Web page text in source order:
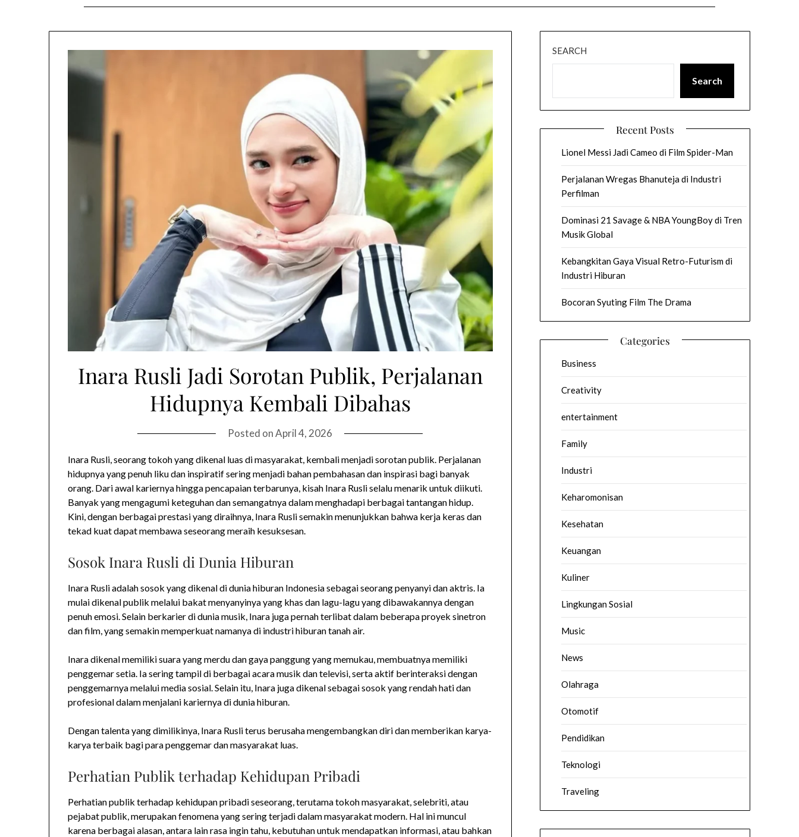
Inara Rusli Jadi Sorotan Publik, Perjalanan
Hidupnya Kembali Dibahas
Posted onApril 4, 2026
Inara Rusli, seorang tokoh yang dikenal luas di masyarakat, kembali menjadi sorotan publik. Perjalanan
hidupnya yang penuh liku dan inspiratif sering menjadi bahan pembahasan dan inspirasi bagi banyak
orang. Dari awal kariernya hingga pencapaian terbarunya, kisah Inara Rusli selalu menarik untuk diikuti.
Banyak yang mengagumi keteguhan dan semangatnya dalam menghadapi berbagai tantangan hidup.
Kini, dengan berbagai prestasi yang diraihnya, Inara Rusli semakin menunjukkan bahwa kerja keras dan
tekad kuat dapat membawa seseorang meraih kesuksesan.
Sosok Inara Rusli di Dunia Hiburan
Inara Rusli adalah sosok yang dikenal di dunia hiburan Indonesia sebagai seorang penyanyi dan aktris. Ia
mulai dikenal publik melalui bakat menyanyinya yang khas dan lagu-lagu yang dibawakannya dengan
penuh emosi. Selain berkarier di dunia musik, Inara juga pernah terlibat dalam beberapa proyek sinetron
dan film, yang semakin memperkuat namanya di industri hiburan tanah air.
Inara dikenal memiliki suara yang merdu dan gaya panggung yang memukau, membuatnya memiliki
penggemar setia. Ia sering tampil di berbagai acara musik dan televisi, serta aktif berinteraksi dengan
penggemarnya melalui media sosial. Selain itu, Inara juga dikenal sebagai sosok yang rendah hati dan
profesional dalam menjalani kariernya di dunia hiburan.
Dengan talenta yang dimilikinya, Inara Rusli terus berusaha mengembangkan diri dan memberikan karya-
karya terbaik bagi para penggemar dan masyarakat luas.
Perhatian Publik terhadap Kehidupan Pribadi
Perhatian publik terhadap kehidupan pribadi seseorang, terutama tokoh masyarakat, selebriti, atau
pejabat publik, merupakan fenomena yang sering terjadi dalam masyarakat modern. Hal ini muncul
karena berbagai alasan, antara lain rasa ingin tahu, kebutuhan untuk mendapatkan informasi, atau bahkan
SEARCH
Search
Recent Posts
Lionel Messi Jadi Cameo di Film Spider-Man
Perjalanan Wregas Bhanuteja di Industri
Perfilman
Dominasi 21 Savage & NBA YoungBoy di Tren
Musik Global
Kebangkitan Gaya Visual Retro-Futurism di
Industri Hiburan
Bocoran Syuting Film The Drama
Categories
Business
Creativity
entertainment
Family
Industri
Keharomonisan
Kesehatan
Keuangan
Kuliner
Lingkungan Sosial
Music
News
Olahraga
Otomotif
Pendidikan
Teknologi
Traveling